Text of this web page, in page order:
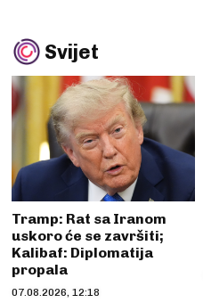
Svijet
Tramp: Rat sa Iranom
uskoro će se završiti;
Kalibaf: Diplomatija
propala
07.08.2026, 12:18